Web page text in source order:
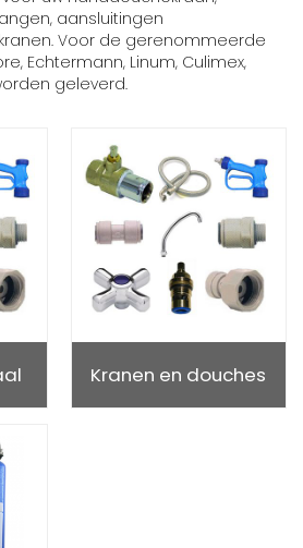
aansluitingen
Voor de gerenommeerde
Echtermann, Linum, Culimex,
geleverd.
Kranen en douches